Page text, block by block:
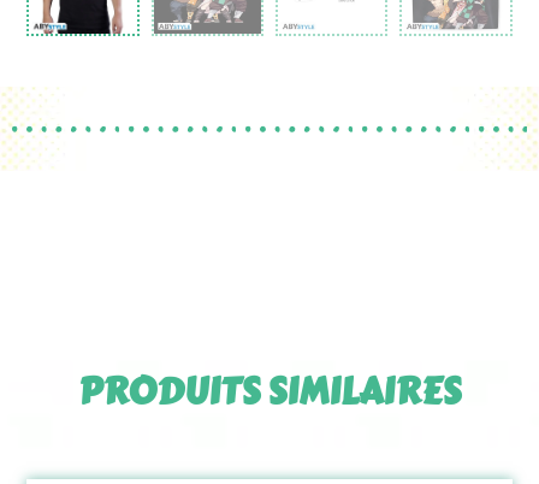
PRODUITS SIMILAIRES